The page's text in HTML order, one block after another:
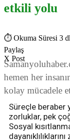
etkili yolu
⏱ Okuma Süresi 3
Paylaş
X Post
hemen her
kolay mücadele
Süreçle beraber
zorluklar, pek
Sosyal